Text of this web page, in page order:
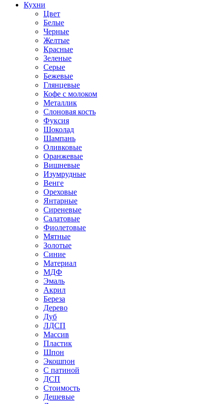
Кухни
Цвет
Белые
Черные
Желтые
Красные
Зеленые
Серые
Бежевые
Глянцевые
Кофе с молоком
Металлик
Слоновая кость
Фуксия
Шоколад
Шампань
Оливковые
Оранжевые
Вишневые
Изумрудные
Венге
Ореховые
Янтарные
Сиреневые
Салатовые
Фиолетовые
Мятные
Золотые
Синие
Материал
МДФ
Эмаль
Акрил
Береза
Дерево
Дуб
ЛДСП
Массив
Пластик
Шпон
Экошпон
С патиной
ДСП
Стоимость
Дешевые